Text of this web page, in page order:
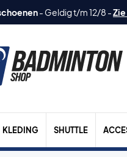
- Geldig t/m 12/8 -
KLEDING SHUTTLE